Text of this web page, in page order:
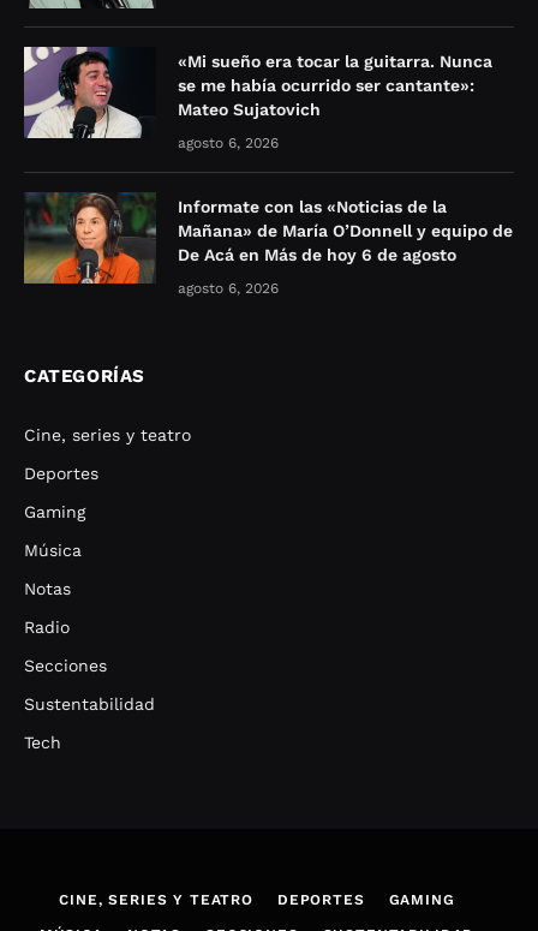
«Mi sueño era tocar la guitarra. Nunca
se me había ocurrido ser cantante»:
Mateo Sujatovich
agosto 6, 2026
Informate con las «Noticias de la
Mañana» de María O’Donnell y equipo de
De Acá en Más de hoy 6 de agosto
agosto 6, 2026
CATEGORÍAS
Cine, series y teatro
Deportes
Gaming
Música
Notas
Radio
Secciones
Sustentabilidad
Tech
CINE, SERIES Y TEATRO DEPORTES GAMING